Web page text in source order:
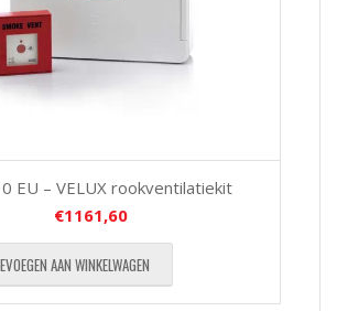
EU – VELUX rookventilatiekit
€1161,60
AAN WINKELWAGEN